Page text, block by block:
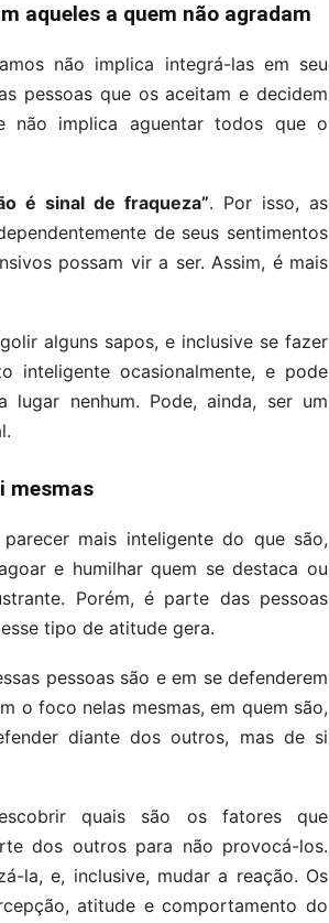
aqueles a quem não agradam
não implica integrá-las em seu
pessoas que os aceitam e decidem
não implica aguentar todos que o
é sinal de fraqueza”. Por isso, as
de seus sentimentos
possam vir a ser. Assim, é mais
alguns sapos, e inclusive se fazer
inteligente ocasionalmente, e pode
lugar nenhum. Pode, ainda, ser um
mesmas
mais inteligente do que são,
e humilhar quem se destaca ou
Porém, é parte das pessoas
tipo de atitude gera.
pessoas são e em se defenderem
o foco nelas mesmas, em quem são,
diante dos outros, mas de si
quais são os fatores que
dos outros para não provocá-los.
la, e, inclusive, mudar a reação. Os
atitude e comportamento do